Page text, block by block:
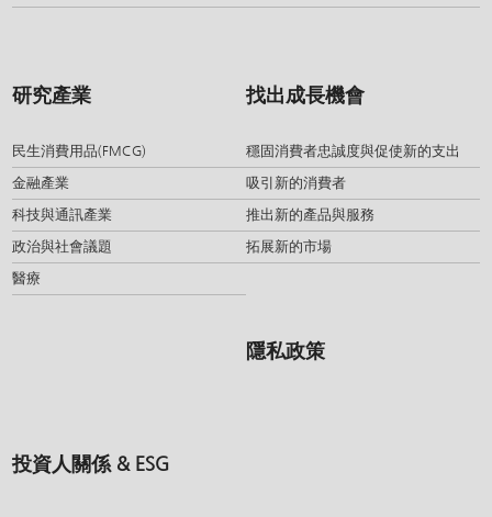
研究產業
民生消費用品(FMCG)
金融產業
科技與通訊產業
政治與社會議題
醫療
找出成長機會
穩固消費者忠誠度與促使新的支出
吸引新的消費者
推出新的產品與服務
拓展新的市場
隱私政策
投資人關係 & ESG